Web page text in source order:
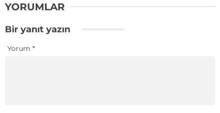
YORUMLAR
Bir yanıt yazın
Yorum *